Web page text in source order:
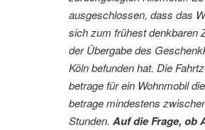
ausgeschlossen, dass das
sich zum frühest denkbaren
der Übergabe des
Köln befunden hat. Die
betrage für ein Wohnmobil
betrage mindestens
Stunden. Auf die Frage, ob